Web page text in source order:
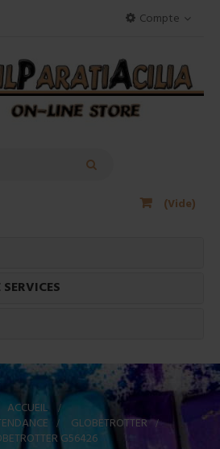
Compte
(Vide)
ACCUEIL >
> GLOBETROTTER >
G56426